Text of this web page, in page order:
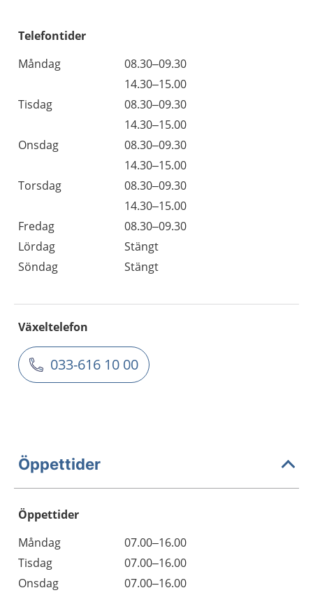
Telefontider
Måndag
08.30–09.30
14.30–15.00
Tisdag
08.30–09.30
14.30–15.00
Onsdag
08.30–09.30
14.30–15.00
Torsdag
08.30–09.30
14.30–15.00
Fredag
08.30–09.30
Lördag
Stängt
Söndag
Stängt
Växeltelefon
033-616 10 00
Öppettider
Öppettider
Dag
Öppettider
Kommentarer
Måndag
07.00–16.00
Tisdag
07.00–16.00
Onsdag
07.00–16.00